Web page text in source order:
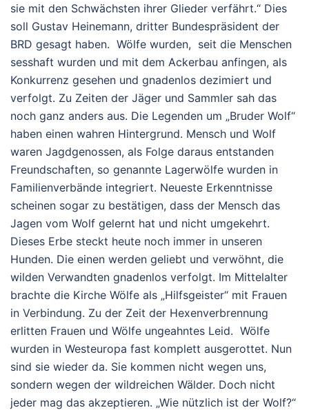
sie mit den Schwächsten ihrer Glieder verfährt.“ Dies
soll Gustav Heinemann, dritter Bundespräsident der
BRD gesagt haben. Wölfe wurden, seit die Menschen
sesshaft wurden und mit dem Ackerbau anfingen, als
Konkurrenz gesehen und gnadenlos dezimiert und
verfolgt. Zu Zeiten der Jäger und Sammler sah das
noch ganz anders aus. Die Legenden um „Bruder Wolf“
haben einen wahren Hintergrund. Mensch und Wolf
waren Jagdgenossen, als Folge daraus entstanden
Freundschaften, so genannte Lagerwölfe wurden in
Familienverbände integriert. Neueste Erkenntnisse
scheinen sogar zu bestätigen, dass der Mensch das
Jagen vom Wolf gelernt hat und nicht umgekehrt.
Dieses Erbe steckt heute noch immer in unseren
Hunden. Die einen werden geliebt und verwöhnt, die
wilden Verwandten gnadenlos verfolgt. Im Mittelalter
brachte die Kirche Wölfe als „Hilfsgeister“ mit Frauen
in Verbindung. Zu der Zeit der Hexenverbrennung
erlitten Frauen und Wölfe ungeahntes Leid. Wölfe
wurden in Westeuropa fast komplett ausgerottet. Nun
sind sie wieder da. Sie kommen nicht wegen uns,
sondern wegen der wildreichen Wälder. Doch nicht
jeder mag das akzeptieren. „Wie nützlich ist der Wolf?“